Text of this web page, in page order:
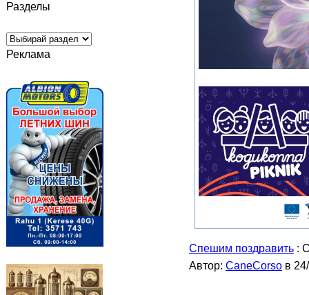
Разделы
Реклама
Спешим поздравить :
Автор: CaneCorso в